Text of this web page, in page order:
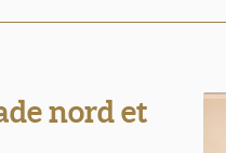
nord et